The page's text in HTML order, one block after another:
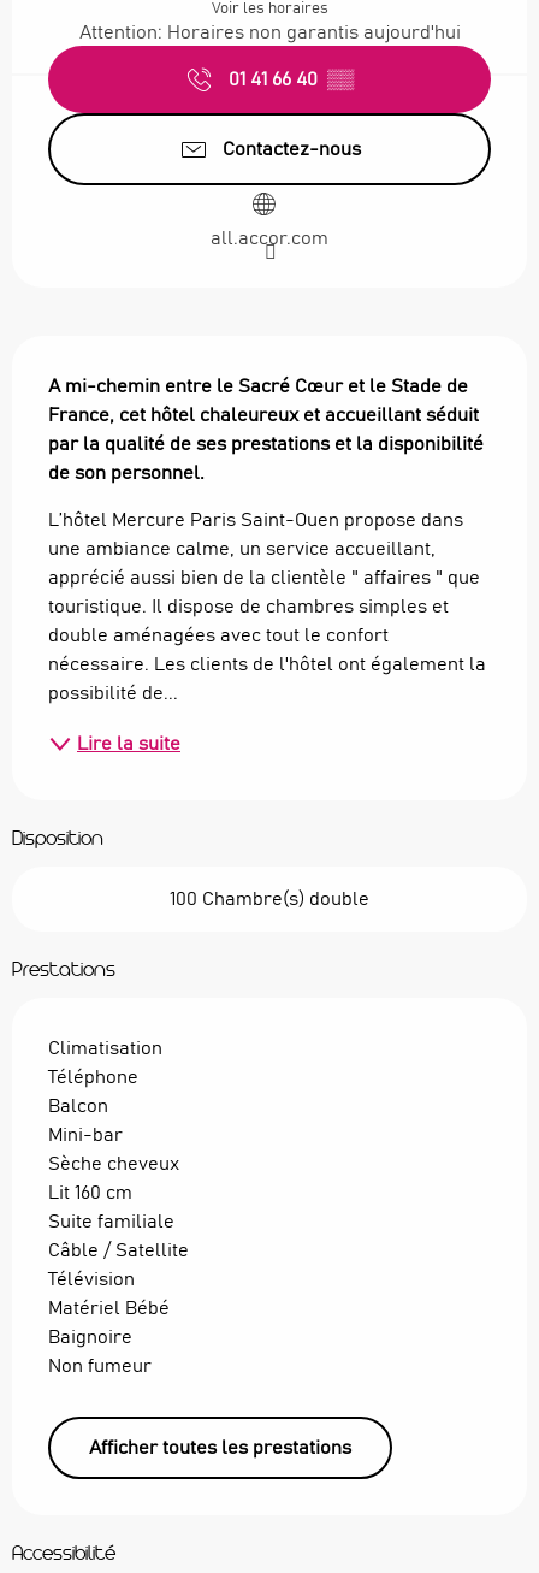
Voir les horaires
Attention: Horaires non garantis aujourd'hui
01 41 66 40 ▒▒
Contactez-nous
all.accor.com
A mi-chemin entre le Sacré Cœur et le Stade de
France, cet hôtel chaleureux et accueillant séduit
par la qualité de ses prestations et la disponibilité
de son personnel.
L’hôtel Mercure Paris Saint-Ouen propose dans
une ambiance calme, un service accueillant,
apprécié aussi bien de la clientèle " affaires " que
touristique. Il dispose de chambres simples et
double aménagées avec tout le confort
nécessaire. Les clients de l'hôtel ont également la
possibilité de...
Lire la suite
Disposition
100 Chambre(s) double
Prestations
Climatisation
Téléphone
Balcon
Mini-bar
Sèche cheveux
Lit 160 cm
Suite familiale
Câble / Satellite
Télévision
Matériel Bébé
Baignoire
Non fumeur
Afficher toutes les prestations
Accessibilité